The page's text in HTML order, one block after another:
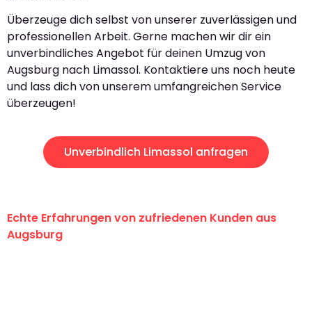
Überzeuge dich selbst von unserer zuverlässigen und
professionellen Arbeit. Gerne machen wir dir ein
unverbindliches Angebot für deinen Umzug von
Augsburg nach Limassol. Kontaktiere uns noch heute
und lass dich von unserem umfangreichen Service
überzeugen!
Unverbindlich Limassol anfragen
Echte Erfahrungen von zufriedenen Kunden aus
Augsburg